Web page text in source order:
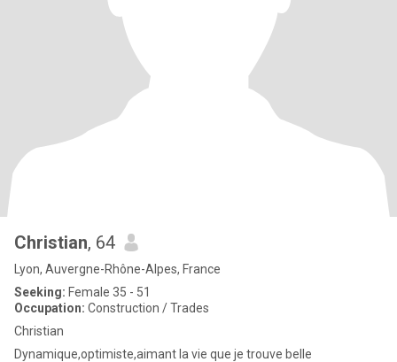
Christian, 64
Lyon, Auvergne-Rhône-Alpes, France
Seeking: Female 35 - 51
Occupation: Construction / Trades
Christian
Dynamique,optimiste,aimant la vie que je trouve belle